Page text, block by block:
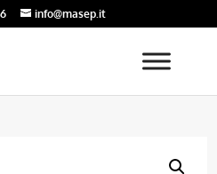
info@masep.it